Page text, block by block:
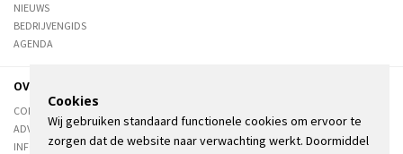
NIEUWS
BEDRIJVENGIDS
AGENDA
OVER DE STIENSER
CONTACT
ADVERTEREN
INFORMATIE
Cookies
Wij gebruiken standaard functionele cookies om ervoor te
zorgen dat de website naar verwachting werkt. Doormiddel